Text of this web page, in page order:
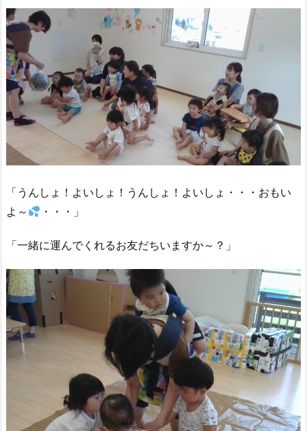
「うんしょ！よいしょ！うんしょ！よいしょ・・・おもい
よ～
・・・」
「一緒に運んでくれるお友だちいますか～？」